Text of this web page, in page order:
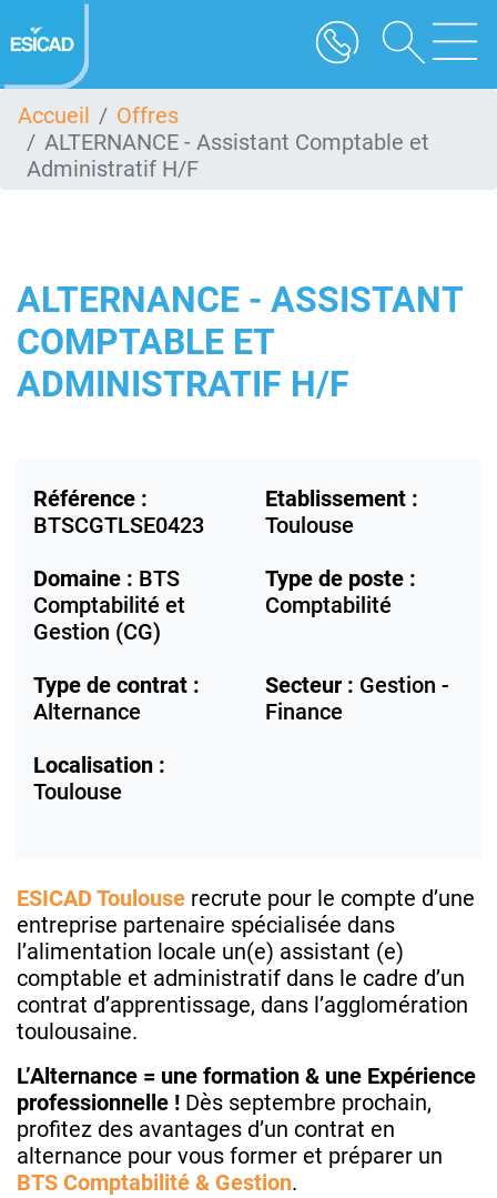
au
contenu
Accueil
Offres
ALTERNANCE - Assistant Comptable et
Administratif H/F
ALTERNANCE - ASSISTANT
COMPTABLE ET
ADMINISTRATIF H/F
Référence :
BTSCGTLSE0423
Etablissement :
Toulouse
Domaine : BTS
Comptabilité et
Gestion (CG)
Type de poste :
Comptabilité
Type de contrat :
Alternance
Secteur : Gestion -
Finance
Localisation :
Toulouse
ESICAD Toulouse recrute pour le compte d’une
entreprise partenaire spécialisée dans
l’alimentation locale un(e) assistant (e)
comptable et administratif dans le cadre d’un
contrat d’apprentissage, dans l’agglomération
toulousaine.
L’Alternance = une formation & une Expérience
professionnelle ! Dès septembre prochain,
profitez des avantages d’un contrat en
alternance pour vous former et préparer un
BTS Comptabilité & Gestion.